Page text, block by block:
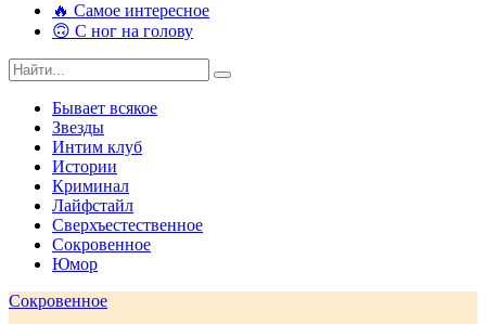
🔥 Самое интересное
🙃 С ног на голову
Бывает всякое
Звезды
Интим клуб
Истории
Криминал
Лайфстайл
Сверхъестественное
Сокровенное
Юмор
Сокровенное